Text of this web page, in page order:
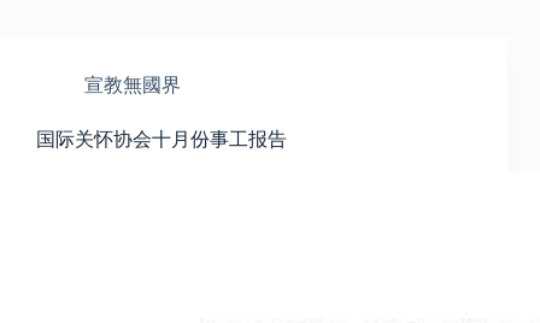
宣教無國界
国际关怀协会十月份事工报告